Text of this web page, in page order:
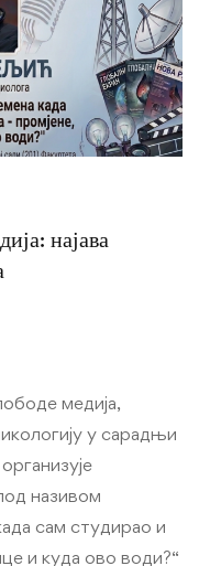
најава
медија,
у сарадњи
називом
сам студирао и
и куда ово води?“